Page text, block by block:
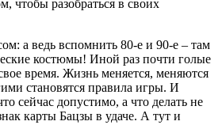
чтобы разобраться в своих
а ведь вспомнить 80-е и 90-е – там
костюмы! Иной раз почти голые
время. Жизнь меняется, меняются
становятся правила игры. И
сейчас допустимо, а что делать не
карты Бацзы в удаче. А тут и